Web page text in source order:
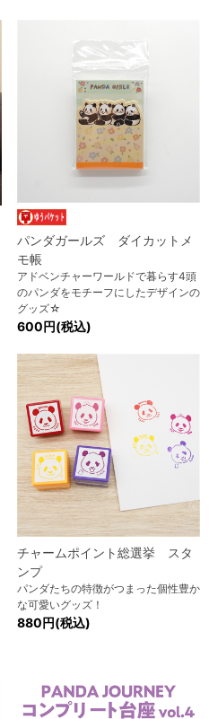
パンダガールズ ダイカットメ
モ帳
アドベンチャーワールドで暮らす4頭
のパンダをモチーフにしたデザインの
グッズ☆
600円(税込)
チャームポイント総選挙 スタ
ンプ
パンダたちの特徴がつまった個性豊か
な可愛いグッズ！
880円(税込)